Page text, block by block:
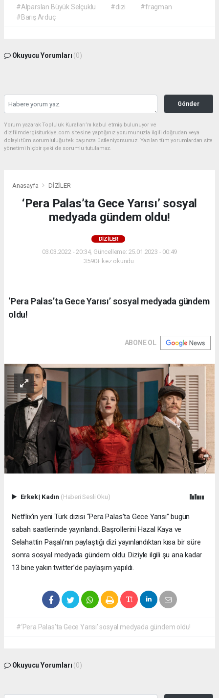
#Alparslan Büyük Selçuklu #dizi
#fragman
#Barış Arduç
Okuyucu Yorumları (0)
Gönder
Yorum yazarak Topluluk Kuralları’nı kabul etmiş bulunuyor ve
dizifilmdergisiturkiye.com sitesine yaptığınız yorumunuzla ilgili doğrudan veya
dolaylı tüm sorumluluğu tek başınıza üstleniyorsunuz. Yazılan tüm yorumlardan site
yönetimi hiçbir şekilde sorumlu tutulamaz.
Anasayfa DİZİLER
‘Pera Palas’ta Gece Yarısı’ sosyal
medyada gündem oldu!
DİZİLER
03.03.2022 - 20:34, Güncelleme: 25.01.2023 - 00:49
3590+ kez okundu.
‘Pera Palas’ta Gece Yarısı’ sosyal medyada gündem
oldu!
ABONE OL
Erkek| Kadın (Haberi Sesli Oku)
Netflix’in yeni Türk dizisi “Pera Palas’ta Gece Yarısı” bugün
sabah saatlerinde yayınlandı. Başrollerini Hazal Kaya ve
Selahattin Paşalı’nın paylaştığı dizi yayınlandıktan kısa bir süre
sonra sosyal medyada gündem oldu. Diziyle ilgili şu ana kadar
13 bine yakın twitter’de paylaşım yapıldı.
#‘Pera Palas’ta Gece Yarısı’ sosyal medyada gündem oldu!
Okuyucu Yorumları (0)